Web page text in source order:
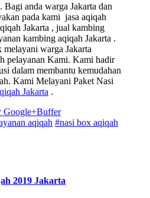
Bagi anda warga Jakarta dan
pada kami jasa aqiqah
Jakarta , jual kambing
kambing aqiqah Jakarta .
warga Jakarta
pelayanan Kami. Kami hadir
dalam membantu kemudahan
Kami Melayani Paket Nasi
Jakarta .
Google+Buffer
aqiqah #nasi box aqiqah
2019 Jakarta